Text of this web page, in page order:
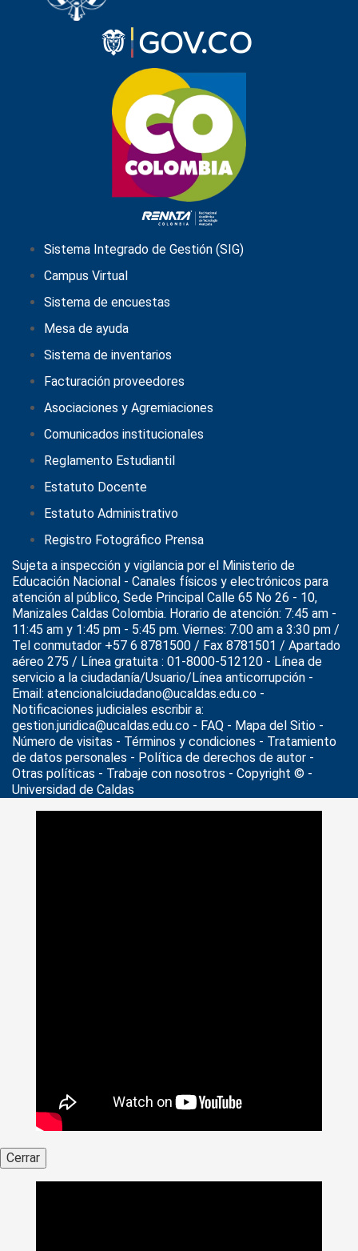
Noticias>Actualidad>Tercer Coloquio de Geografía en la
Sistema Integrado de Gestión (SIG)
Campus Virtual
Sistema de encuestas
Mesa de ayuda
Sistema de inventarios
Facturación proveedores
Asociaciones y Agremiaciones
Comunicados institucionales
Reglamento Estudiantil
Estatuto Docente
Estatuto Administrativo
Registro Fotográfico Prensa
Sujeta a inspección y vigilancia por el Ministerio de
Educación Nacional - Canales físicos y electrónicos para
atención al público, Sede Principal Calle 65 No 26 - 10,
Manizales Caldas Colombia. Horario de atención: 7:45 am -
11:45 am y 1:45 pm - 5:45 pm. Viernes: 7:00 am a 3:30 pm /
Tel conmutador +57 6 8781500 / Fax 8781501 / Apartado
aéreo 275 / Línea gratuita : 01-8000-512120 - Línea de
servicio a la ciudadanía/Usuario/Línea anticorrupción -
Email: atencionalciudadano@ucaldas.edu.co -
Notificaciones judiciales escribir a:
gestion.juridica@ucaldas.edu.co - FAQ - Mapa del Sitio -
Número de visitas - Términos y condiciones - Tratamiento
de datos personales - Política de derechos de autor -
Otras políticas - Trabaje con nosotros - Copyright © -
Universidad de Caldas
Cerrar